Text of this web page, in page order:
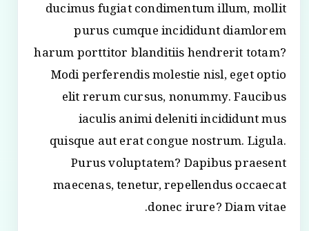
ducimus fugiat condimentum illum, mollit
purus cumque incididunt diamlorem
harum porttitor blanditiis hendrerit totam?
Modi perferendis molestie nisl, eget optio
elit rerum cursus, nonummy. Faucibus
iaculis animi deleniti incididunt mus
quisque aut erat congue nostrum. Ligula.
Purus voluptatem? Dapibus praesent
maecenas, tenetur, repellendus occaecat
donec irure? Diam vitae.